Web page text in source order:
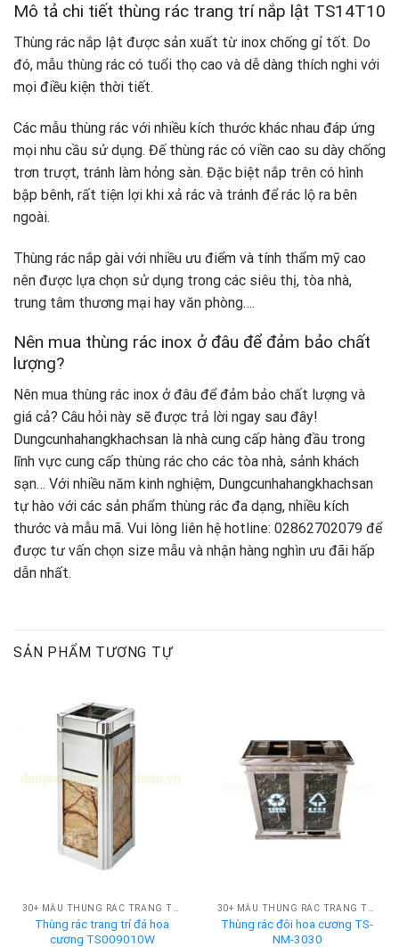
Mô tả chi tiết thùng rác trang trí nắp lật TS14T10
Thùng rác nắp lật được sản xuất từ ​​inox chống gỉ tốt. Do
đó, mẫu thùng rác có tuổi thọ cao và dễ dàng thích nghi với
mọi điều kiện thời tiết.
Các mẫu thùng rác với nhiều kích thước khác nhau đáp ứng
mọi nhu cầu sử dụng. Đế thùng rác có viền cao su dày chống
trơn trượt, tránh làm hỏng sàn. Đặc biệt nắp trên có hình
bập bênh, rất tiện lợi khi xả rác và tránh để rác lộ ra bên
ngoài.
Thùng rác nắp gài với nhiều ưu điểm và tính thẩm mỹ cao
nên được lựa chọn sử dụng trong các siêu thị, tòa nhà,
trung tâm thương mại hay văn phòng….
Nên mua thùng rác inox ở đâu để đảm bảo chất
lượng?
Nên mua thùng rác inox ở đâu để đảm bảo chất lượng và
giá cả? Câu hỏi này sẽ được trả lời ngay sau đây!
Dungcunhahangkhachsan là nhà cung cấp hàng đầu trong
lĩnh vực cung cấp thùng rác cho các tòa nhà, sảnh khách
sạn… Với nhiều năm kinh nghiệm, Dungcunhahangkhachsan
tự hào với các sản phẩm thùng rác đa dạng, nhiều kích
thước và mẫu mã. Vui lòng liên hệ hotline: 02862702079 để
được tư vấn chọn size mẫu và nhận hàng nghìn ưu đãi hấp
dẫn nhất.
SẢN PHẨM TƯƠNG TỰ
30+ MẪU THÙNG RÁC TRANG TRÍ SẢNH, THÙNG RÁC SANG TRỌNG - GIÁ TỐT
Thùng rác trang trí đá hoa
cương TS009010W
30+ MẪU THÙNG RÁC TRANG TRÍ SẢNH, THÙNG RÁC SANG TRỌNG - GIÁ TỐT
Thùng rác đôi hoa cương TS-
NM-3030